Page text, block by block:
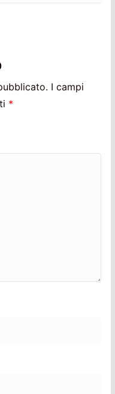
I campi
*